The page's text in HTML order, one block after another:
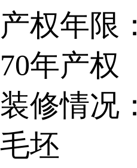
产权年限：
70年产权
装修情况：
毛坯